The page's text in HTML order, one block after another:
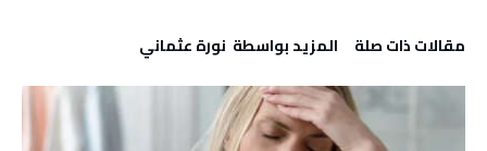
‫مقالات ذات صلة‬ ‫‫المزيد بواسطة‬ ‬ نورة‭ ‬عثماني‭